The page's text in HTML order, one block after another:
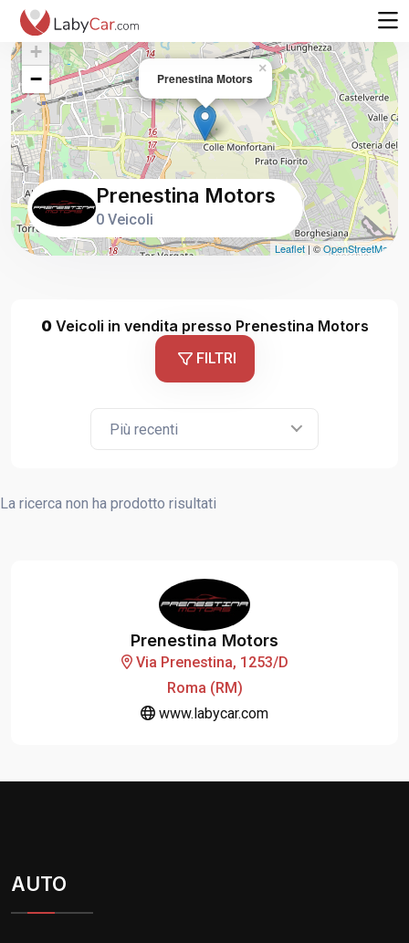
Prenestina Motors
×
+
−
Leaflet| ©OpenStreetMap
Prenestina Motors
0 Veicoli
0Veicoli in vendita presso Prenestina Motors
FILTRI
Più recenti
La ricerca non ha prodotto risultati
Prenestina Motors
Via Prenestina, 1253/D
Roma (RM)
www.labycar.com
AUTO